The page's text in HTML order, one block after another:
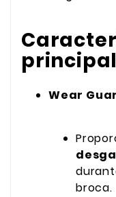
Wear
broca.